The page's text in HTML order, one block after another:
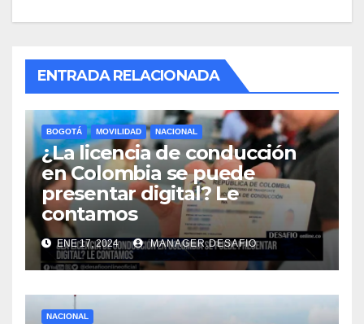
ENTRADA RELACIONADA
BOGOTÁ MOVILIDAD NACIONAL
¿La licencia de conducción
en Colombia se puede
presentar digital? Le
contamos
ENE 17, 2024 MANAGER.DESAFIO
NACIONAL